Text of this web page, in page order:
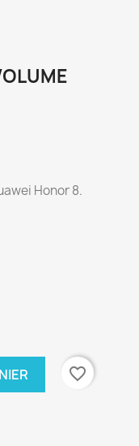
Honor 8.
favorite_border